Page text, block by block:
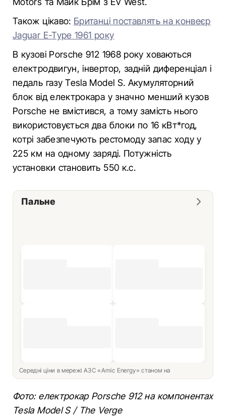
Також цікаво: Британці поставлять на конвеєр
Jaguar E-Type 1961 року
В кузові Porsche 912 1968 року ховаються
електродвигун, інвертор, задній диференціал і
педаль газу Tesla Model S. Акумуляторний
блок від електрокара у значно менший кузов
Porsche не вмістився, а тому замість нього
використовується два блоки по 16 кВт*год,
котрі забезпечують рестомоду запас ходу у
225 км на одному заряді. Потужність
установки становить 550 к.с.
Пальне
Середні ціни в мережі АЗС «Amic Energy» станом на
Фото: електрокар Porsche 912 на компонентах
Tesla Model S / The Verge